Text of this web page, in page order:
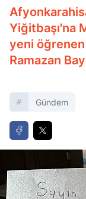
Yiğitbaşı'na
yeni
Ramazan
Gündem